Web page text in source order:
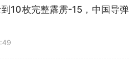
10枚完整霹雳-15，中国导弹